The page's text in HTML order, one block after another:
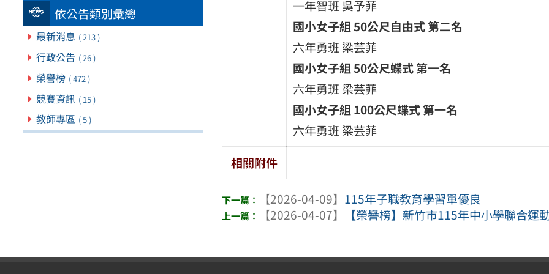
依公告類別彙總
最新消息 ( 213 )
行政公告 ( 26 )
榮譽榜 ( 472 )
競賽資訊 ( 15 )
教師專區 ( 5 )
一年智班 吳予菲
國小女子組 50公尺自由式第二名
六年勇班 梁芸菲
國小女子組 50公尺蝶式第一名
六年勇班 梁芸菲
國小女子組 100公尺蝶式第一名
六年勇班 梁芸菲
相關附件
【2026-04-09】 115年子職教育學習單優良
【2026-04-07】
【榮譽榜】新竹市115年中小學聯合運